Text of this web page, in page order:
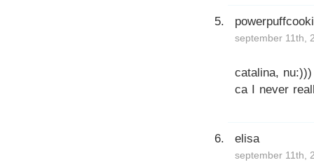
september 11th,
catalina,
ca I never
elisa
september 11th,